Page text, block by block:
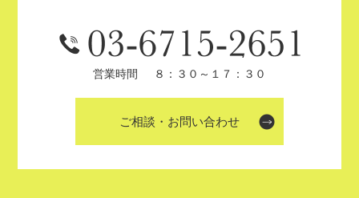
営業時間 ８：３０～１７：３０
ご相談・お問い合わせ